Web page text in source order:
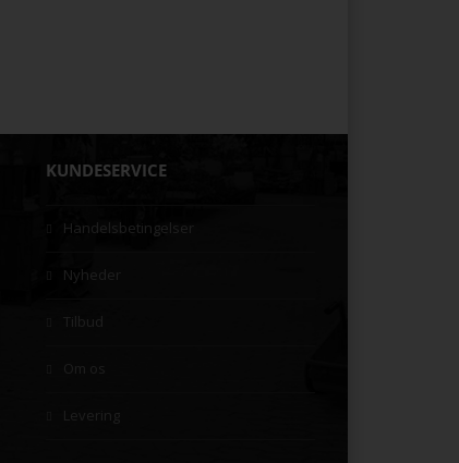
KUNDESERVICE
Handelsbetingelser
Nyheder
Tilbud
Levering